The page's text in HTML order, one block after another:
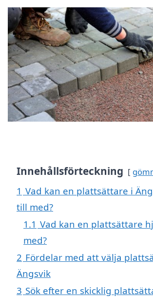
Innehållsförteckning
1 Vad kan en plattsättare i
till med?
1.1 Vad kan en plattsättare
med?
2 Fördelar med att välja
Ängsvik
3 Sök efter en skicklig